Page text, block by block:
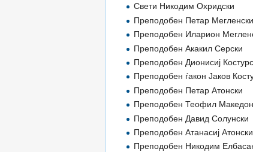
Свети Никодим Охридски
Преподобен Петар Мегленски
Преподобен Иларион
Преподобен Акакил Серски
Преподобен Дионисиј
Преподобен ѓакон Јаков
Преподобен Петар Атонски
Преподобен Теофил
Преподобен Давид Солунски
Преподобен Атанасиј Атонски
Преподобен Никодим